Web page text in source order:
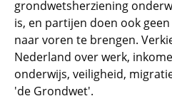
grondwetsherziening
is, en partijen doen ook
naar voren te brengen.
Nederland over werk,
onderwijs, veiligheid,
'de Grondwet'.